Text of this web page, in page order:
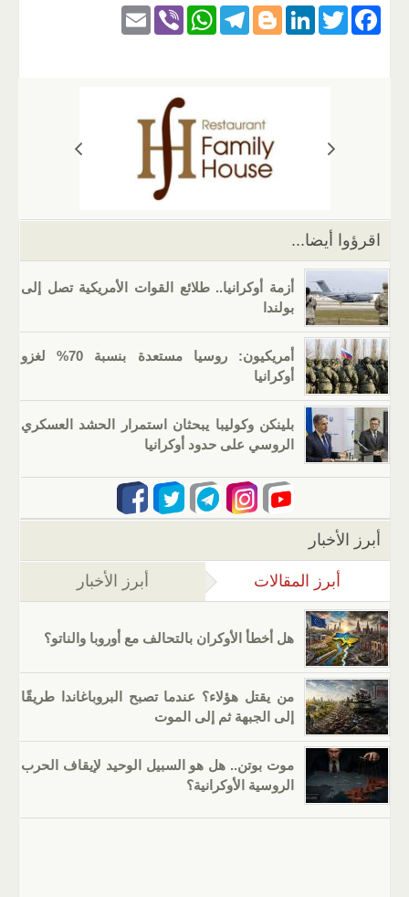
F
k
T
Li
dI
n
Bl
er
T
a
m
W
s
A
p
Vi
اقرؤوا أيضا...
أزمة أوكرانيا.. طلائع القوات الأمريكية تصل إلى
بولندا
أمريكيون: روسيا مستعدة بنسبة 70% لغزو
أوكرانيا
بلينكن وكوليبا يبحثان استمرار الحشد العسكري
الروسي على حدود أوكرانيا
أبرز الأخبار
أبرز المقالات (علامة التبويب النشطة)
أبرز الأخبار
هل أخطأ الأوكران بالتحالف مع أوروبا والناتو؟
من يقتل هؤلاء؟ عندما تصبح البروباغاندا طريقًا
إلى الجبهة ثم إلى الموت
موت بوتن.. هل هو السبيل الوحيد لإيقاف الحرب
الروسية الأوكرانية؟